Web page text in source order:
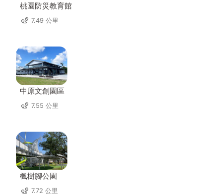
桃園防災教育館
7.49 公里
中原文創園區
7.55 公里
楓樹腳公園
7.72 公里